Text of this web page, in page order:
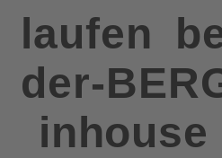
laufen
der-
inhouse